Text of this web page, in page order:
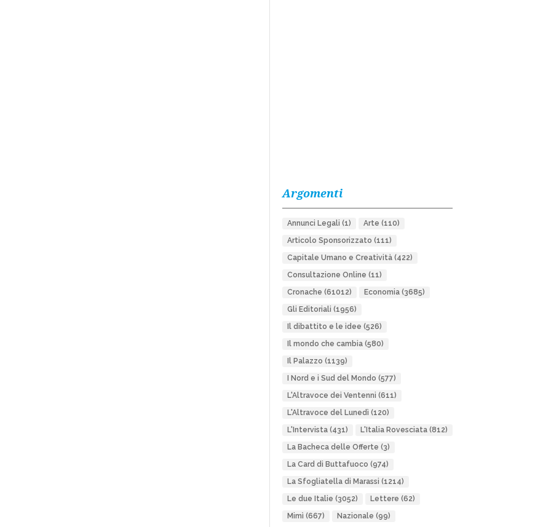
Argomenti
Annunci Legali (1) Arte (110)
Articolo Sponsorizzato (111)
Capitale Umano e Creatività(422)
Consultazione Online (11)
Cronache (61012) Economia(3685)
Gli Editoriali (1956)
Il dibattito e le idee (526)
Il mondo che cambia(580)
Il Palazzo (1139)
I Nord e i Sud del Mondo (577)
L'Altravoce dei Ventenni (611)
L'Altravoce del Lunedì (120)
L'Intervista(431) L'Italia Rovesciata(812)
La Bacheca delle Offerte (3)
La Card di Buttafuoco (974)
La Sfogliatella di Marassi (1214)
Le due Italie (3052) Lettere (62)
Mimì (667) Nazionale (99)